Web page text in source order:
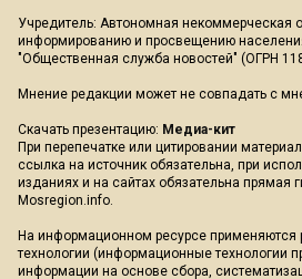
Учредитель: Автономная некоммерческая
информированию и просвещению
"Общественная служба новостей" (ОГРН
Мнение редакции может не совпадать с
Скачать презентацию: Медиа-кит
При перепечатке или цитировании
ссылка на источник обязательна, при
изданиях и на сайтах обязательна прямая
Mosregion.info.
На информационном ресурсе применяются
технологии (информационные технологии
информации на основе сбора,